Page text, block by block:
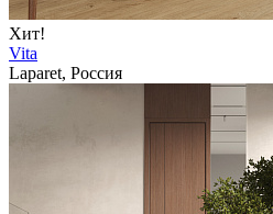
Хит!
Vita
Laparet, Россия